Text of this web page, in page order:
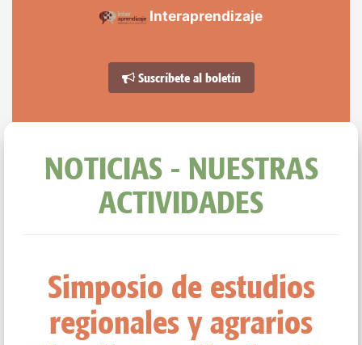
Interaprendizaje
Suscríbete al boletín
NOTICIAS - NUESTRAS
ACTIVIDADES
Simposio de estudios
regionales y agrarios